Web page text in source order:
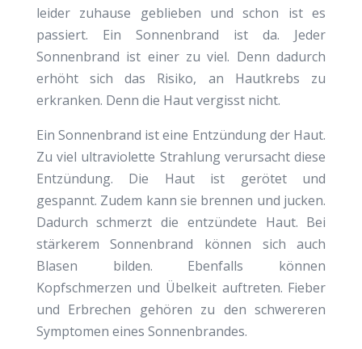
leider zuhause geblieben und schon ist es
passiert. Ein Sonnenbrand ist da. Jeder
Sonnenbrand ist einer zu viel. Denn dadurch
erhöht sich das Risiko, an Hautkrebs zu
erkranken. Denn die Haut vergisst nicht.
Ein Sonnenbrand ist eine Entzündung der Haut.
Zu viel ultraviolette Strahlung verursacht diese
Entzündung. Die Haut ist gerötet und
gespannt. Zudem kann sie brennen und jucken.
Dadurch schmerzt die entzündete Haut. Bei
stärkerem Sonnenbrand können sich auch
Blasen bilden. Ebenfalls können
Kopfschmerzen und Übelkeit auftreten. Fieber
und Erbrechen gehören zu den schwereren
Symptomen eines Sonnenbrandes.